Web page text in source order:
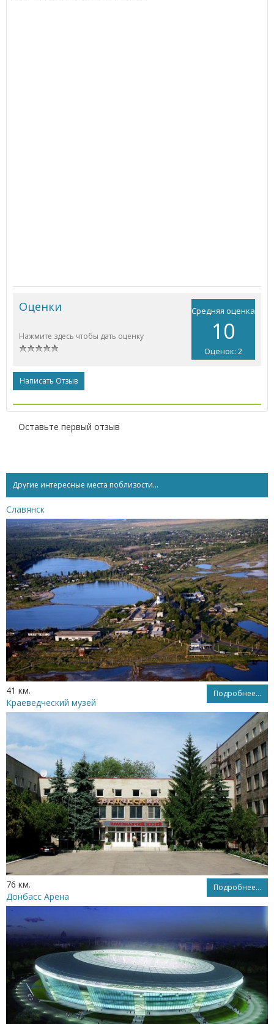
Средняя оценка
10
Оценок: 2
Оценки
Нажмите здесь чтобы дать оценку
Написать Отзыв
Оставьте первый отзыв
Другие интересные места поблизости...
Славянск
41 км. Подробнее...
Краеведческий музей
76 км. Подробнее...
Донбасс Арена